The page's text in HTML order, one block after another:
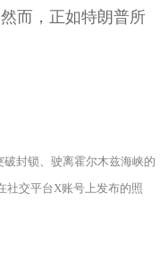
而，正如特朗普所
封锁、驶离霍尔木兹海峡的
社交平台X账号上发布的照